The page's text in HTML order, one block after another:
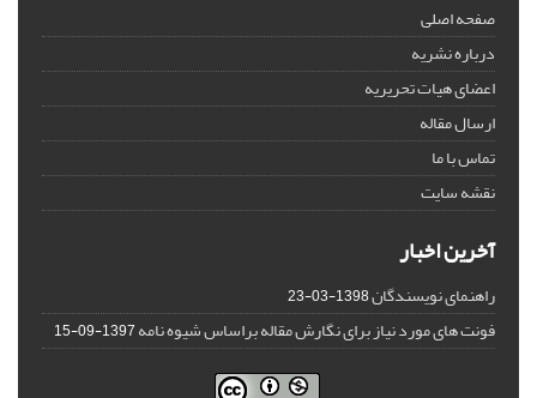
صفحه اصلی
درباره نشریه
اعضای هیات تحریریه
ارسال مقاله
تماس با ما
نقشه سایت
آخرین اخبار
راهنمای نویسندگان1398-03-23
فونت های مورد نیاز برای نگارش مقاله براساس شیوه نامه1397-09-15